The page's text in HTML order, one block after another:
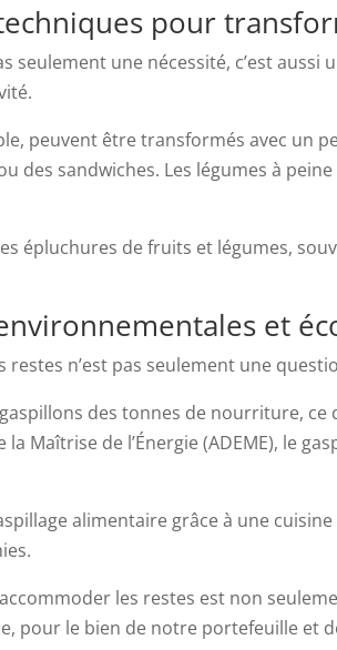
pour
seulement une nécessité, c’est
peuvent être transformés avec un
des sandwiches. Les légumes à
épluchures de fruits et légumes,
et
restes n’est pas seulement une
des tonnes de nourriture, ce
la Maîtrise de l’Énergie (ADEME), le
alimentaire grâce à une
les restes est non
pour le bien de notre portefeuille et